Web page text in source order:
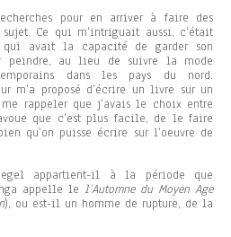
pour en arriver à faire des
Ce qui m’intriguait aussi, c’était
qui avait la capacité de garder son
peindre, au lieu de suivre la mode
dans les pays du nord.
m’a proposé d’écrire un livre sur un
rappeler que j’avais le choix entre
que c’est plus facile, de le faire
qu’on puisse écrire sur l’oeuvre de
appartient-il à la période que
appelle le l’Automne du Moyen Age
), ou est-il un homme de rupture, de la